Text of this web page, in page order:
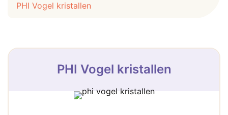
PHI Vogel kristallen
PHI Vogel kristallen